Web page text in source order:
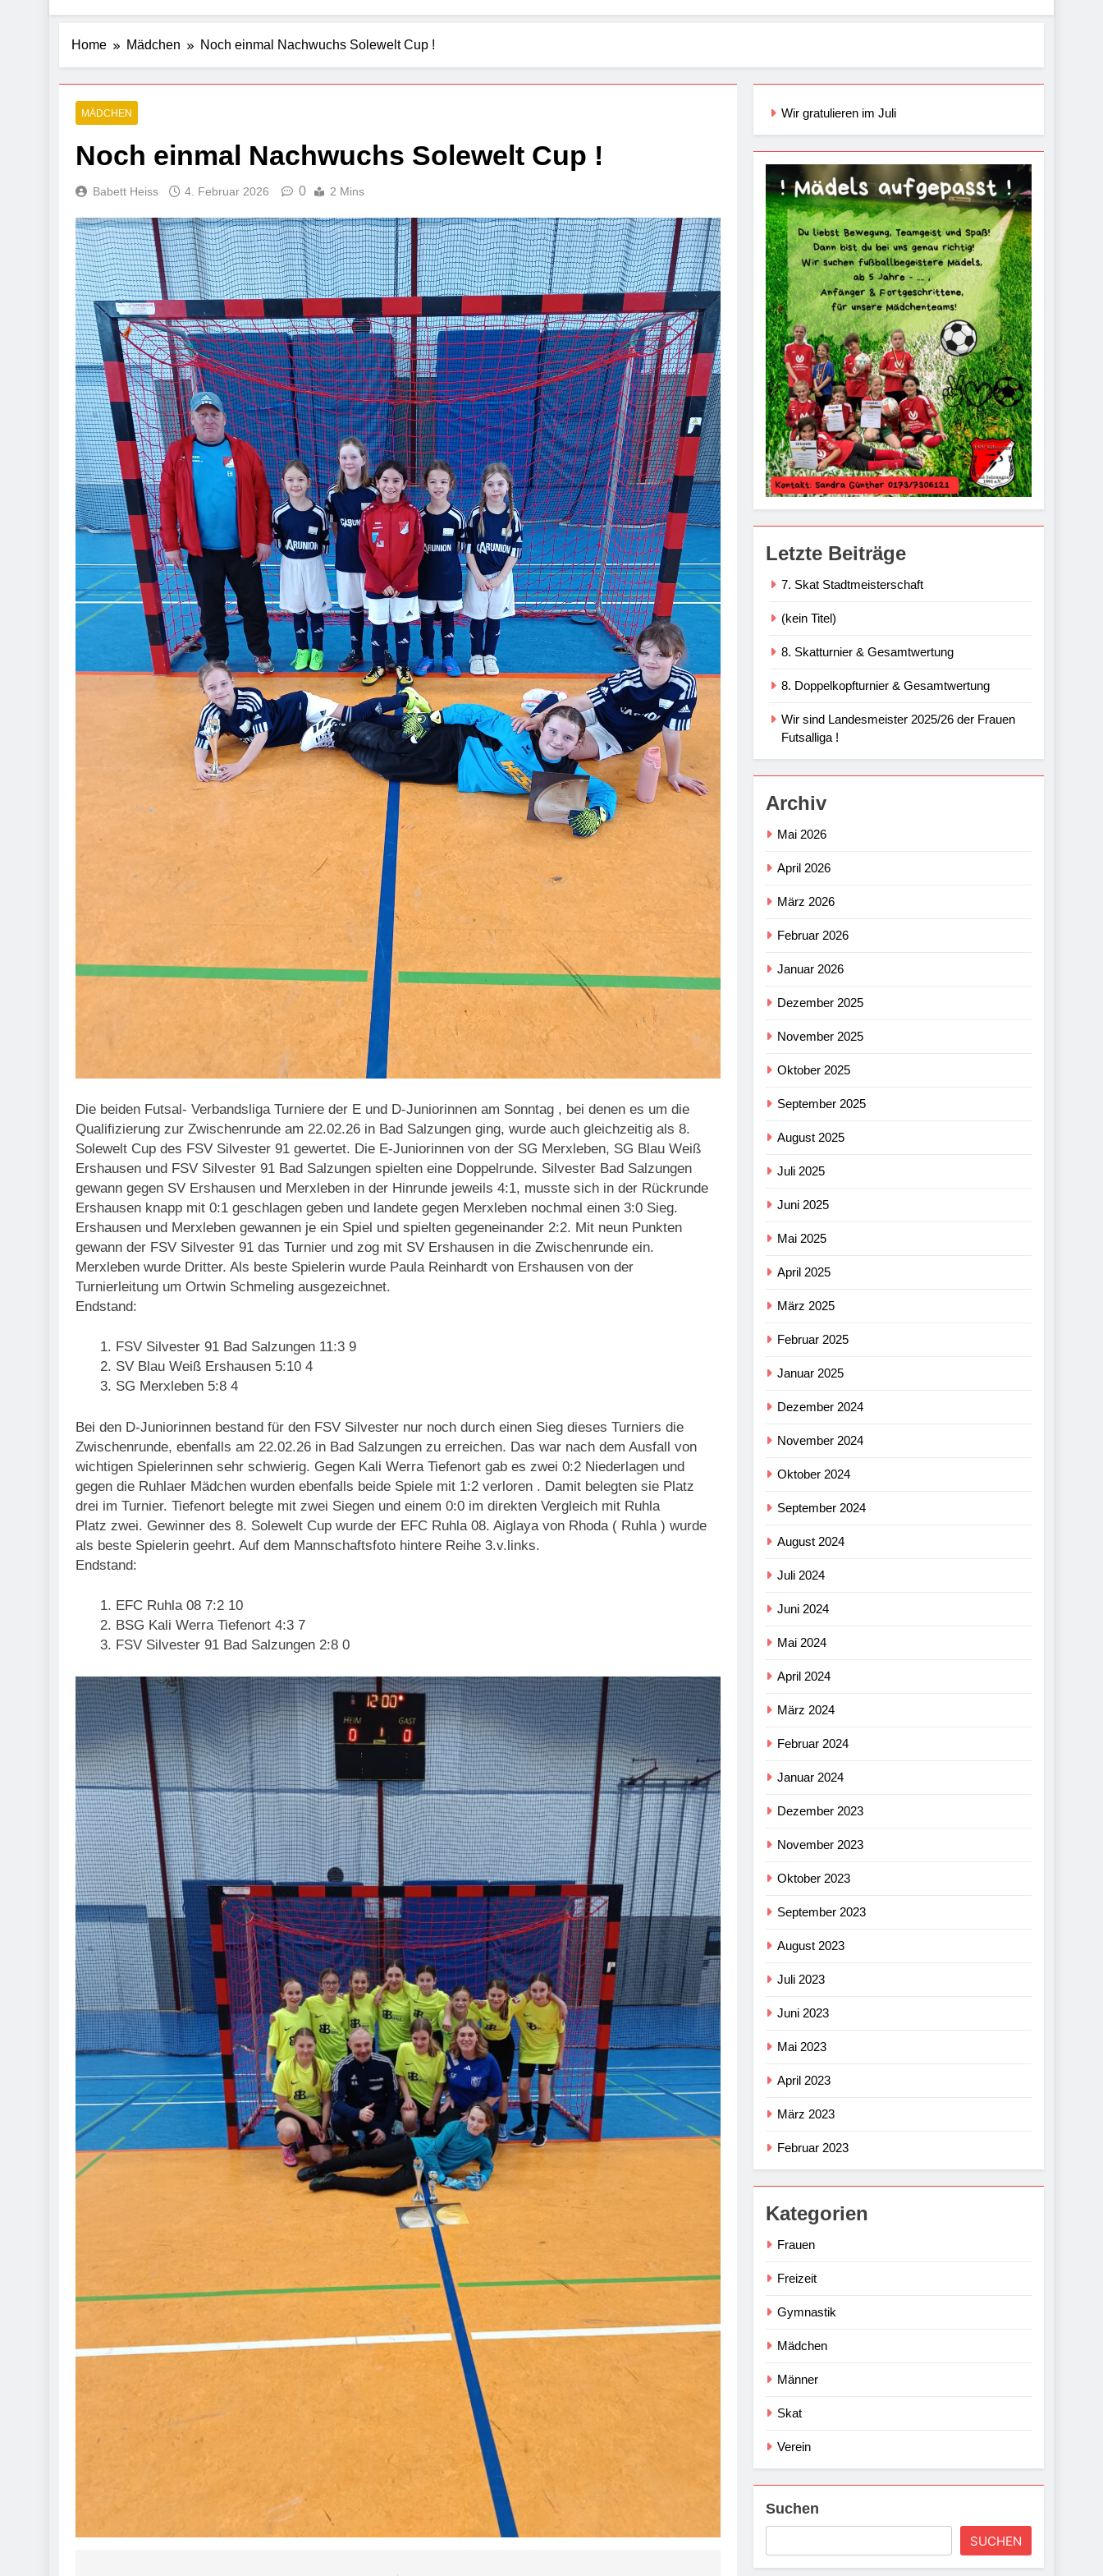
Home Mädchen Noch einmal Nachwuchs Solewelt Cup !
MÄDCHEN
Noch einmal Nachwuchs Solewelt Cup !
Babett Heiss 4. Februar 2026 0 2 Mins
Die beiden Futsal- Verbandsliga Turniere der E und D-Juniorinnen am Sonntag , bei denen es um die
Qualifizierung zur Zwischenrunde am 22.02.26 in Bad Salzungen ging, wurde auch gleichzeitig als 8.
Solewelt Cup des FSV Silvester 91 gewertet. Die E-Juniorinnen von der SG Merxleben, SG Blau Weiß
Ershausen und FSV Silvester 91 Bad Salzungen spielten eine Doppelrunde. Silvester Bad Salzungen
gewann gegen SV Ershausen und Merxleben in der Hinrunde jeweils 4:1, musste sich in der Rückrunde
Ershausen knapp mit 0:1 geschlagen geben und landete gegen Merxleben nochmal einen 3:0 Sieg.
Ershausen und Merxleben gewannen je ein Spiel und spielten gegeneinander 2:2. Mit neun Punkten
gewann der FSV Silvester 91 das Turnier und zog mit SV Ershausen in die Zwischenrunde ein.
Merxleben wurde Dritter. Als beste Spielerin wurde Paula Reinhardt von Ershausen von der
Turnierleitung um Ortwin Schmeling ausgezeichnet.
Endstand:
FSV Silvester 91 Bad Salzungen 11:3 9
SV Blau Weiß Ershausen 5:10 4
SG Merxleben 5:8 4
Bei den D-Juniorinnen bestand für den FSV Silvester nur noch durch einen Sieg dieses Turniers die
Zwischenrunde, ebenfalls am 22.02.26 in Bad Salzungen zu erreichen. Das war nach dem Ausfall von
wichtigen Spielerinnen sehr schwierig. Gegen Kali Werra Tiefenort gab es zwei 0:2 Niederlagen und
gegen die Ruhlaer Mädchen wurden ebenfalls beide Spiele mit 1:2 verloren . Damit belegten sie Platz
drei im Turnier. Tiefenort belegte mit zwei Siegen und einem 0:0 im direkten Vergleich mit Ruhla
Platz zwei. Gewinner des 8. Solewelt Cup wurde der EFC Ruhla 08. Aiglaya von Rhoda ( Ruhla ) wurde
als beste Spielerin geehrt. Auf dem Mannschaftsfoto hintere Reihe 3.v.links.
Endstand:
EFC Ruhla 08 7:2 10
BSG Kali Werra Tiefenort 4:3 7
FSV Silvester 91 Bad Salzungen 2:8 0
Wir gratulieren im Juli
Letzte Beiträge
7. Skat Stadtmeisterschaft
(kein Titel)
8. Skatturnier & Gesamtwertung
8. Doppelkopfturnier & Gesamtwertung
Wir sind Landesmeister 2025/26 der Frauen
Futsalliga !
Archiv
Mai 2026
April 2026
März 2026
Februar 2026
Januar 2026
Dezember 2025
November 2025
Oktober 2025
September 2025
August 2025
Juli 2025
Juni 2025
Mai 2025
April 2025
März 2025
Februar 2025
Januar 2025
Dezember 2024
November 2024
Oktober 2024
September 2024
August 2024
Juli 2024
Juni 2024
Mai 2024
April 2024
März 2024
Februar 2024
Januar 2024
Dezember 2023
November 2023
Oktober 2023
September 2023
August 2023
Juli 2023
Juni 2023
Mai 2023
April 2023
März 2023
Februar 2023
Kategorien
Frauen
Freizeit
Gymnastik
Mädchen
Männer
Skat
Verein
Suchen
SUCHEN